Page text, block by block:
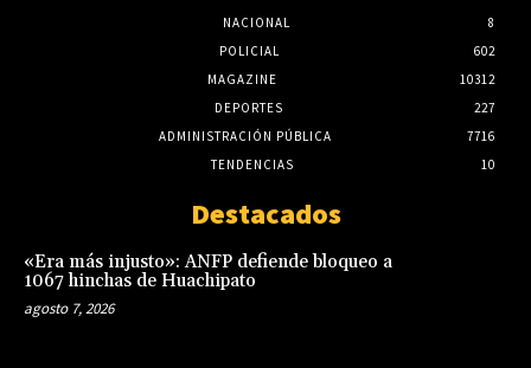
NACIONAL
8
POLICIAL
602
MAGAZINE
10312
DEPORTES
227
ADMINISTRACIÓN PÚBLICA
7716
TENDENCIAS
10
Destacados
«Era más injusto»: ANFP defiende bloqueo a
1067 hinchas de Huachipato
agosto 7, 2026